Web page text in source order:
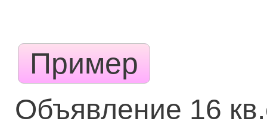
Пример
Объявление 16